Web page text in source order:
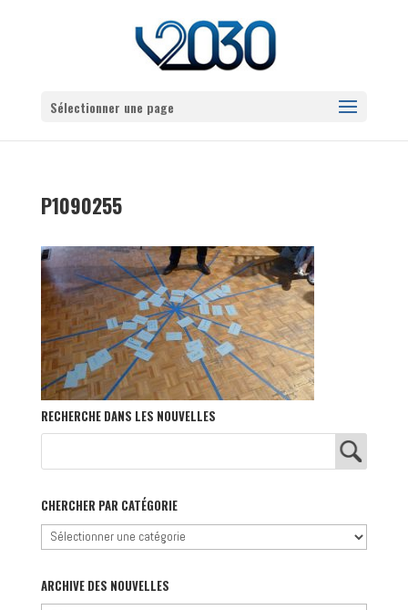
Sélectionner une page
P1090255
RECHERCHE DANS LES NOUVELLES
CHERCHER PAR CATÉGORIE
Chercher
catégorie
ARCHIVE DES NOUVELLES